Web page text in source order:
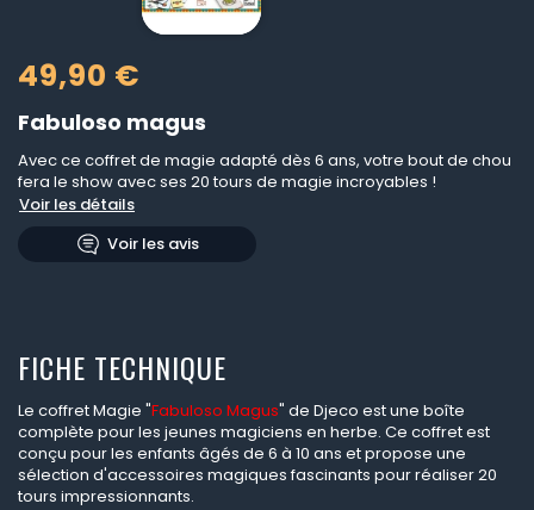
49,90 €
Fabuloso magus
Avec ce coffret de magie adapté dès 6 ans, votre bout de chou
fera le show avec ses 20 tours de magie incroyables !
Voir les détails
Voir les avis
FICHE TECHNIQUE
Le coffret Magie "Fabuloso Magus" de Djeco est une boîte
complète pour les jeunes magiciens en herbe. Ce coffret est
conçu pour les enfants âgés de 6 à 10 ans et propose une
sélection d'accessoires magiques fascinants pour réaliser 20
tours impressionnants.